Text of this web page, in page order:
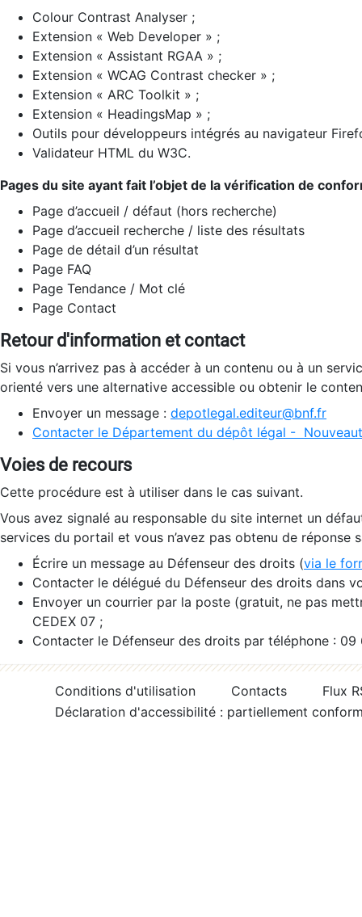
Colour Contrast Analyser ;
Extension « Web Developer » ;
Extension « Assistant RGAA » ;
Extension « WCAG Contrast checker » ;
Extension « ARC Toolkit » ;
Extension « HeadingsMap » ;
Outils pour développeurs intégrés au navigateur
Validateur HTML du W3C.
Pages du site ayant fait l’objet de la vérification de
Page d’accueil / défaut (hors recherche)
Page d’accueil recherche / liste des résultats
Page de détail d’un résultat
Page FAQ
Page Tendance / Mot clé
Page Contact
Retour d'information et contact
Si vous n’arrivez pas à accéder à un contenu ou à un
orienté vers une alternative accessible ou obtenir le
Envoyer un message : depotlegal.editeur@bnf.fr
Contacter le Département du dépôt légal -
Voies de recours
Cette procédure est à utiliser dans le cas suivant.
Vous avez signalé au responsable du site internet un
services du portail et vous n’avez pas obtenu de réponse
Écrire un message au Défenseur des droits (via le
Contacter le délégué du Défenseur des droits dans
Envoyer un courrier par la poste (gratuit, ne pas
CEDEX 07 ;
Contacter le Défenseur des droits par téléphone :
Conditions d'utilisation Contacts
Flux
Déclaration d'accessibilité : partiellement